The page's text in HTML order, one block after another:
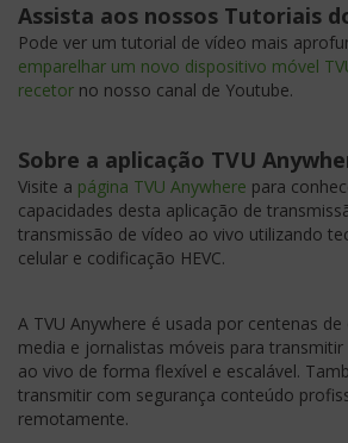
Assista aos nossos Tutoriais
Pode ver um tutorial de vídeo mais
emparelhar um novo dispositivo móvel
recetor no nosso canal de Youtube.
Sobre a aplicação TVU
Visite a página TVU Anywhere para
capacidades desta aplicação de
transmissão de vídeo ao vivo utilizando
celular e codificação HEVC.
A TVU Anywhere é usada por centenas
media e jornalistas móveis para
ao vivo de forma flexível e escalável.
transmitir com segurança conteúdo
remotamente.